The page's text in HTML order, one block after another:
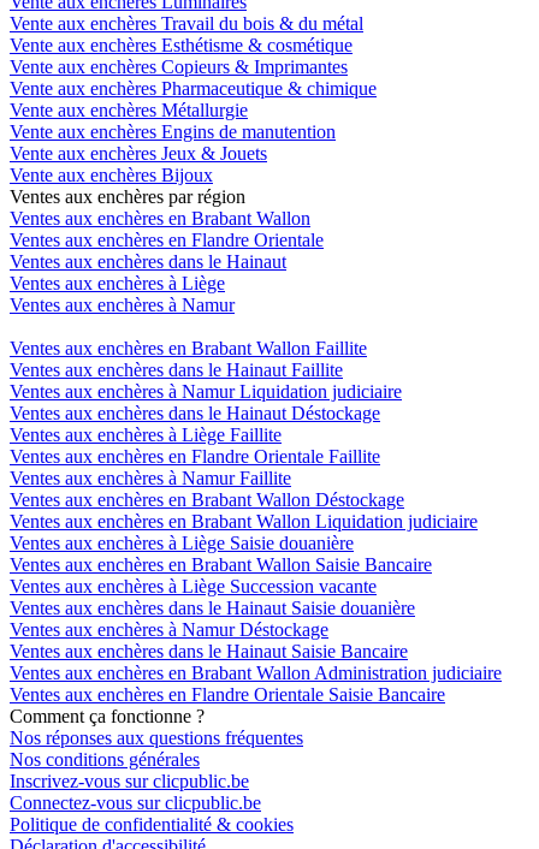
Vente aux enchères Travail du bois & du métal
Vente aux enchères Esthétisme & cosmétique
Vente aux enchères Copieurs & Imprimantes
Vente aux enchères Pharmaceutique & chimique
Vente aux enchères Métallurgie
Vente aux enchères Engins de manutention
Vente aux enchères Jeux & Jouets
Vente aux enchères Bijoux
Ventes aux enchères par région
Ventes aux enchères en Brabant Wallon
Ventes aux enchères en Flandre Orientale
Ventes aux enchères dans le Hainaut
Ventes aux enchères à Liège
Ventes aux enchères à Namur
Ventes aux enchères en Brabant Wallon Faillite
Ventes aux enchères dans le Hainaut Faillite
Ventes aux enchères à Namur Liquidation judiciaire
Ventes aux enchères dans le Hainaut Déstockage
Ventes aux enchères à Liège Faillite
Ventes aux enchères en Flandre Orientale Faillite
Ventes aux enchères à Namur Faillite
Ventes aux enchères en Brabant Wallon Déstockage
Ventes aux enchères en Brabant Wallon Liquidation judiciaire
Ventes aux enchères à Liège Saisie douanière
Ventes aux enchères en Brabant Wallon Saisie Bancaire
Ventes aux enchères à Liège Succession vacante
Ventes aux enchères dans le Hainaut Saisie douanière
Ventes aux enchères à Namur Déstockage
Ventes aux enchères dans le Hainaut Saisie Bancaire
Ventes aux enchères en Brabant Wallon Administration judiciaire
Ventes aux enchères en Flandre Orientale Saisie Bancaire
Comment ça fonctionne ?
Nos réponses aux questions fréquentes
Nos conditions générales
Inscrivez-vous sur clicpublic.be
Connectez-vous sur clicpublic.be
Politique de confidentialité & cookies